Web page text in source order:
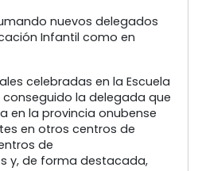
nuevos delegados
Infantil como en
celebradas en la Escuela
conseguido la delegada que
en la provincia onubense
en otros centros de
de
y, de forma destacada,